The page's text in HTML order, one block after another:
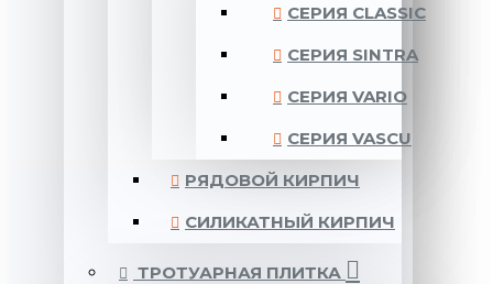
CЕРИЯ CLASSIC
CЕРИЯ SINTRA
CЕРИЯ VARIO
CЕРИЯ VASCU
РЯДОВОЙ КИРПИЧ
СИЛИКАТНЫЙ КИРПИЧ
ТРОТУАРНАЯ ПЛИТКА